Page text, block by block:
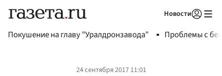
Новости
Покушение на главу "Уралдронзавода" Проблемы с
24 сентября 2017 11:01